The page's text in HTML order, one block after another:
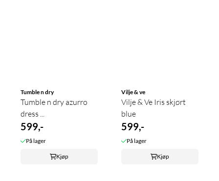
Tumble n dry
Tumble n dry azurro
dress ...
599,-
På lager
Kjøp
Vilje & ve
Vilje & Ve Iris skjørt
blue
599,-
På lager
Kjøp